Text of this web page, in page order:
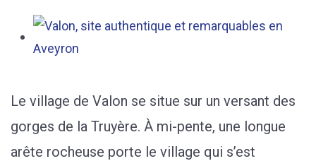
Le village de Valon se situe sur un versant des
gorges de la Truyère. À mi-pente, une longue
arête rocheuse porte le village qui s’est